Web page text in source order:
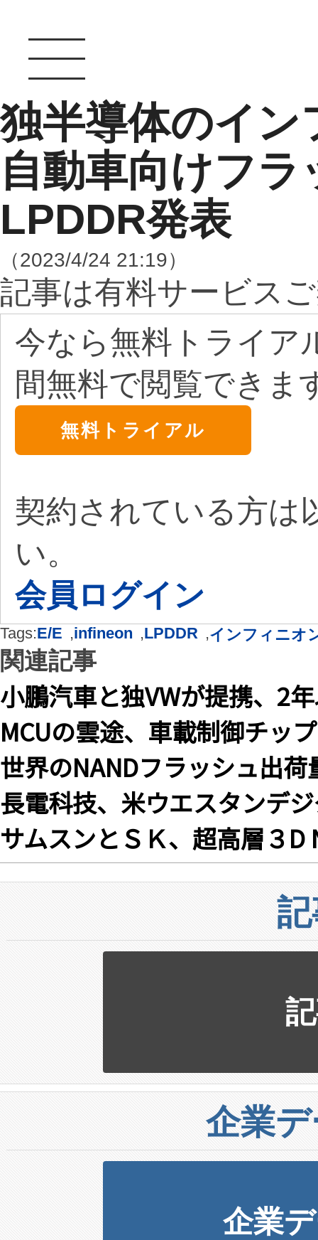
独半導体のイン
自動車向けフ
LPDDR発表
（2023/4/24 21:19）
記事は有料サービス
今なら無料トライア
間無料で閲覧できま
無料トライアル
契約されている方は
い。
会員ログイン
Tags:E/E ,infineon ,LPDDR ,インフィニオ
関連記事
小鵬汽車と独VWが提携、2
MCUの雲途、車載制御チッ
世界のNANDフラッシュ出
長電科技、米ウエスタンデ
サムスンとＳＫ、超高層３D
企業
企業